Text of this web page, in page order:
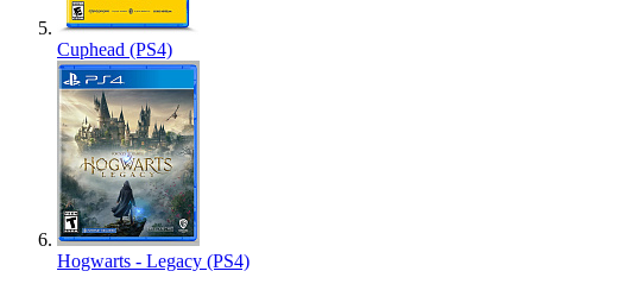
Cuphead (PS4)
Hogwarts - Legacy (PS4)